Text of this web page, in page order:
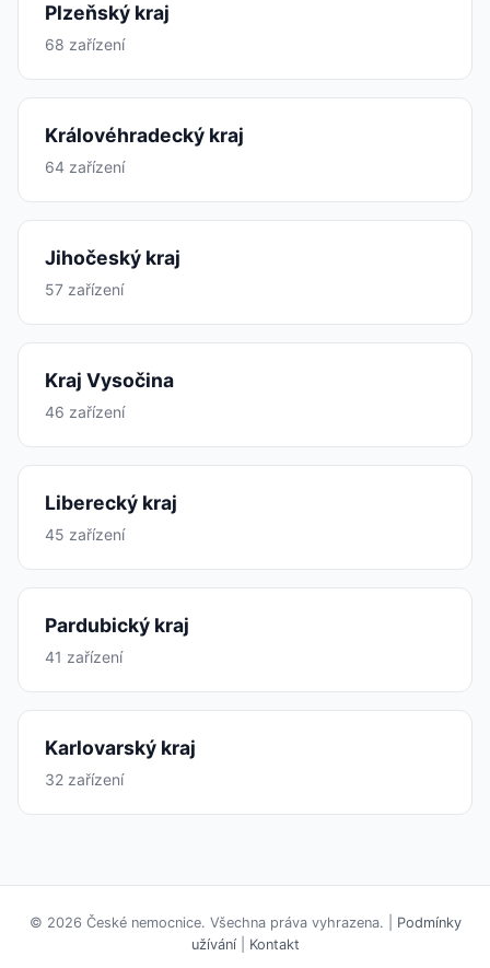
Plzeňský kraj
68 zařízení
Královéhradecký kraj
64 zařízení
Jihočeský kraj
57 zařízení
Kraj Vysočina
46 zařízení
Liberecký kraj
45 zařízení
Pardubický kraj
41 zařízení
Karlovarský kraj
32 zařízení
© 2026 České nemocnice. Všechna práva vyhrazena. | Podmínky
užívání| Kontakt